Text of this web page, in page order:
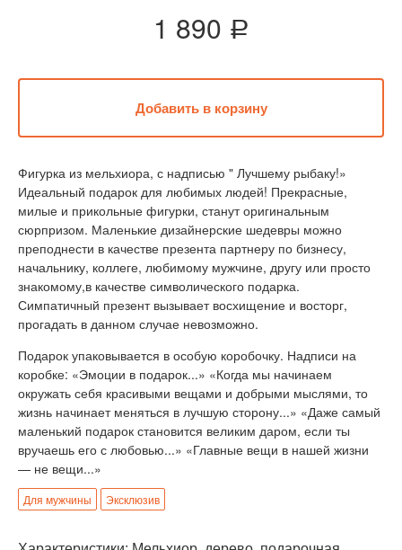
1 890 a
Фигурка из мельхиора, с надписью " Лучшему рыбаку!»
Идеальный подарок для любимых людей! Прекрасные,
милые и прикольные фигурки, станут оригинальным
сюрпризом. Маленькие дизайнерские шедевры можно
преподнести в качестве презента партнеру по бизнесу,
начальнику, коллеге, любимому мужчине, другу или просто
знакомому,в качестве символического подарка.
Симпатичный презент вызывает восхищение и восторг,
прогадать в данном случае невозможно.
Подарок упаковывается в особую коробочку. Надписи на
коробке: «Эмоции в подарок...» «Когда мы начинаем
окружать себя красивыми вещами и добрыми мыслями, то
жизнь начинает меняться в лучшую сторону...» «Даже самый
маленький подарок становится великим даром, если ты
вручаешь его с любовью...» «Главные вещи в нашей жизни
— не вещи...»
Для мужчины Эксклюзив